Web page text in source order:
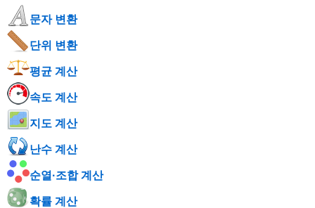
문자 변환
단위 변환
평균 계산
속도 계산
지도 계산
난수 계산
순열·조합 계산
확률 계산